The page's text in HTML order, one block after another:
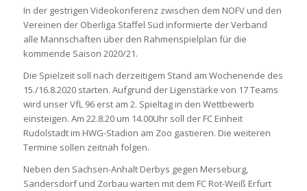
In der gestrigen Videokonferenz zwischen dem NOFV und den
Vereinen der Oberliga Staffel Süd informierte der Verband
alle Mannschaften über den Rahmenspielplan für die
kommende Saison 2020/21.
Die Spielzeit soll nach derzeitigem Stand am Wochenende des
15./16.8.2020 starten. Aufgrund der Ligenstärke von 17 Teams
wird unser VfL 96 erst am 2. Spieltag in den Wettbewerb
einsteigen. Am 22.8.20 um 14.00Uhr soll der FC Einheit
Rudolstadt im HWG-Stadion am Zoo gastieren. Die weiteren
Termine sollen zeitnah folgen.
Neben den Sachsen-Anhalt Derbys gegen Merseburg,
Sandersdorf und Zorbau warten mit dem FC Rot-Weiß Erfurt